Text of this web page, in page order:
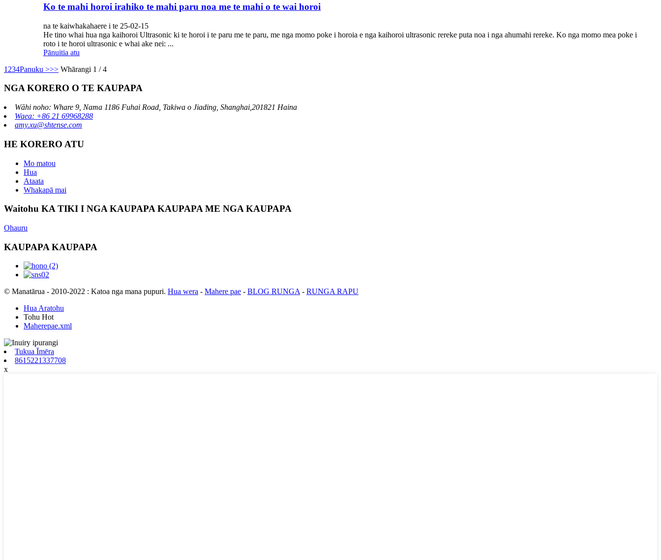
Ko te mahi horoi irahiko te mahi paru noa me te mahi o te wai horoi
na te kaiwhakahaere i te 25-02-15
He tino whai hua nga kaihoroi Ultrasonic ki te horoi i te paru me te paru, me nga momo poke i horoia e nga kaihoroi ultrasonic rereke puta noa i nga ahumahi rereke. Ko nga momo mea poke i
roto i te horoi ultrasonic e whai ake nei: ...
Pānuitia atu
1 234Panuku >>> Whārangi 1 / 4
NGA KORERO O TE KAUPAPA
Wāhi noho: Whare 9, Nama 1186 Fuhai Road, Takiwa o Jiading, Shanghai,201821 Haina
Waea: +86 21 69968288
amy.xu@shtense.com
HE KORERO ATU
Mo matou
Hua
Ataata
Whakapā mai
Waitohu KA TIKI I NGA KAUPAPA KAUPAPA ME NGA KAUPAPA
Ohauru
KAUPAPA KAUPAPA
© Manatārua - 2010-2022 : Katoa nga mana pupuri. Hua wera - Mahere pae - BLOG RUNGA- RUNGA RAPU
Hua Aratohu
Tohu Hot
Maherepae.xml
Tukua Īmēra
8615221337708
x